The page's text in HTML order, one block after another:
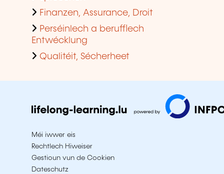
Finanzen, Assurance, Droit
Perséinlech a berufflech
Entwécklung
Qualitéit, Sécherheet
Méi iwwer eis
Rechtlech Hiweiser
Gestioun vun de Cookien
Dateschutz